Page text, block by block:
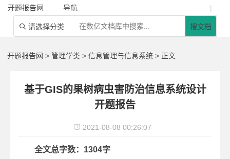
开题报告网 导航 |
 请选择分类 搜文档
开题报告网 >管理学类 >信息管理与信息系统 > 正文
基于GIS的果树病虫害防治信息系统设计
开题报告
 2021-08-08 00:26:07
全文总字数：1304字